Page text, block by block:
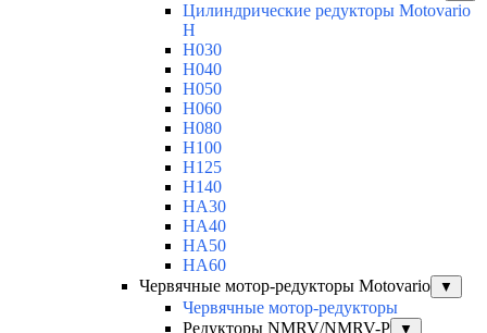
Цилиндрические редукторы Motovario
H
H030
H040
H050
H060
H080
H100
H125
H140
HA30
HA40
HA50
HA60
Червячные мотор-редукторы Motovario
▼
Червячные мотор-редукторы
Редукторы NMRV/NMRV-P
▼